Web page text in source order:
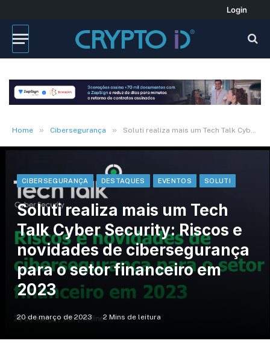
Login
Home » Cibersegurança » Soluti realiza mais um Tech Talk Cyber Security: Riscos e novidades de cibersegurança para o setor financeiro em 2023
CIBERSEGURANÇA DESTAQUES EVENTOS SOLUTI
Soluti realiza mais um Tech
Talk Cyber Security: Riscos e
novidades de cibersegurança
para o setor financeiro em
2023
20 de março de 2023 2 Mins de leitura